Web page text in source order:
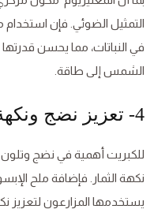
التمثيل الضوئي. فإن
في النباتات، مما يحسن
الشمس إلى طاقة.
4- تعزيز نضج ونكهة الثمار:
للكبريت أهمية في نضج وتلون
نكهة الثمار. فإضافة ملح
يستخدمها المزارعون لتعزيز